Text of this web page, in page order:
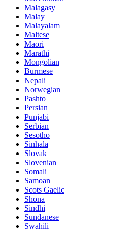
Malagasy
Malay
Malayalam
Maltese
Maori
Marathi
Mongolian
Burmese
Nepali
Norwegian
Pashto
Persian
Punjabi
Serbian
Sesotho
Sinhala
Slovak
Slovenian
Somali
Samoan
Scots Gaelic
Shona
Sindhi
Sundanese
Swahili